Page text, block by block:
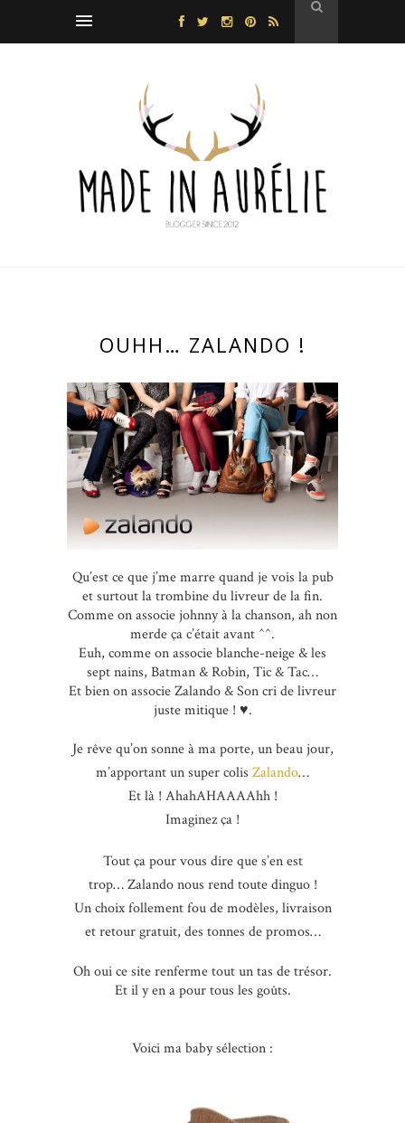
OUHH… ZALANDO !
Qu’est ce que j’me marre quand je vois la pub
et surtout la trombine du livreur de la fin.
Comme on associe johnny à la chanson, ah non
merde ça c’était avant ^^.
Euh, comme on associe blanche-neige & les
sept nains, Batman & Robin, Tic & Tac…
Et bien on associe Zalando & Son cri de livreur
juste mitique ! ♥.
Je rêve qu’on sonne à ma porte, un beau jour,
m’apportant un super colis Zalando…
Et là ! AhahAHAAAAhh !
Imaginez ça !
Tout ça pour vous dire que s’en est
trop… Zalando nous rend toute dinguo !
Un choix follement fou de modèles, livraison
et retour gratuit, des tonnes de promos…
Oh oui ce site renferme tout un tas de trésor.
Et il y en a pour tous les goûts.
Voici ma baby sélection :